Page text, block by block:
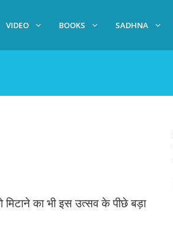
VIDEO BOOKS SADHNA
का भी इस उत्सव के पीछे बड़ा